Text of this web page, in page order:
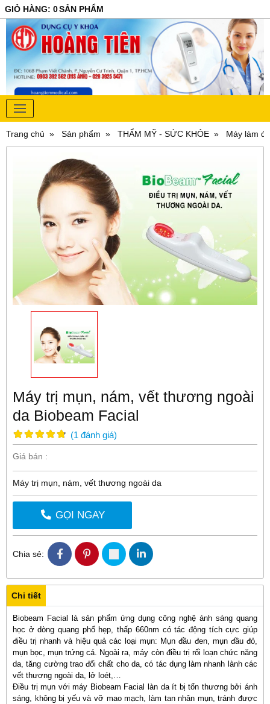
GIỎ HÀNG: 0SẢN PHẨM
Trang chủ Sản phẩm THẨM MỸ - SỨC KHỎE Máy làm
Máy trị mụn, nám, vết thương ngoài
da Biobeam Facial
(1 đánh giá)
Giá bán :
Máy trị mụn, nám, vết thương ngoài da
GỌI NGAY
Chia sẻ:
Chi tiết
Biobeam Facial là sản phẩm ứng dụng công nghệ ánh sáng quang
học ở dòng quang phổ hẹp, thấp 660nm có tác động tích cực giúp
điều trị nhanh và hiệu quả các loại mụn: Mụn đầu đen, mụn đầu đỏ,
mụn bọc, mụn trứng cá. Ngoài ra, máy còn điều trị rối loạn chức năng
da, tăng cường trao đổi chất cho da, có tác dụng làm nhanh lành các
vết thương ngoài da, lở loét,…
Điều trị mụn với máy Biobeam Facial làn da ít bị tổn thương bởi ánh
sáng, không bị yếu và vỡ mao mạch, làm tan nhân mụn, tránh được